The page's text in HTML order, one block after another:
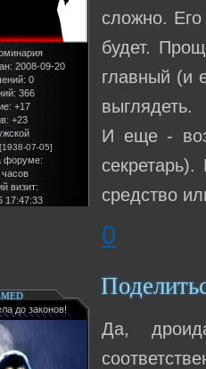
: 2008-09-20
0
366
+17
+23
[1938-07-05]
форуме:
визит:
17:47:33
сложно.
будет.
главный (и
выглядеть.
И еще -
секретарь).
средство
0
до законов!
Да,